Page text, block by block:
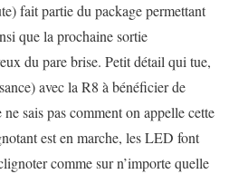
fait partie du package permettant
que la prochaine sortie
du pare brise. Petit détail qui tue,
avec la R8 à bénéficier de
sais pas comment on appelle cette
est en marche, les LED font
comme sur n’importe quelle